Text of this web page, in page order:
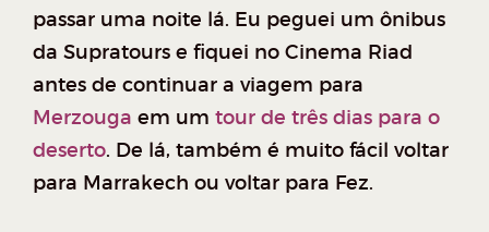
passar uma noite lá. Eu peguei um ônibus
da Supratours e fiquei no Cinema Riad
antes de continuar a viagem para
Merzouga em um tour de três dias para o
deserto. De lá, também é muito fácil voltar
para Marrakech ou voltar para Fez.